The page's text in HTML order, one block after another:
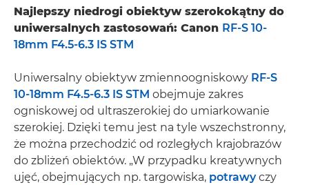
Najlepszy niedrogi obiektyw szerokokątny do
uniwersalnych zastosowań: Canon RF-S 10-
18mm F4.5-6.3 IS STM
Uniwersalny obiektyw zmiennoogniskowy RF-S
10-18mm F4.5-6.3 IS STM obejmuje zakres
ogniskowej od ultraszerokiej do umiarkowanie
szerokiej. Dzięki temu jest na tyle wszechstronny,
że można przechodzić od rozległych krajobrazów
do zbliżeń obiektów. „W przypadku kreatywnych
ujęć, obejmujących np. targowiska, potrawyczy